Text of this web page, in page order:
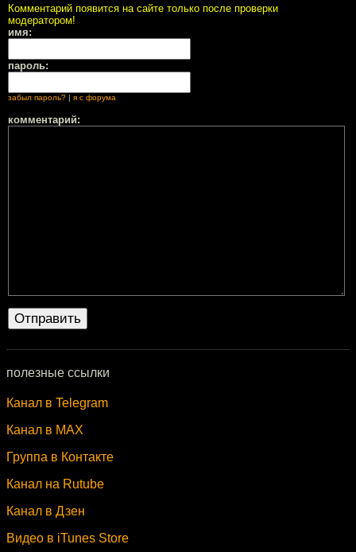
Комментарий появится на сайте только после проверки
модератором!
имя:
пароль:
забыл пароль? | я с форума
комментарий:
полезные ссылки
Канал в Telegram
Канал в MAX
Группа в Контакте
Канал на Rutube
Канал в Дзен
Видео в iTunes Store